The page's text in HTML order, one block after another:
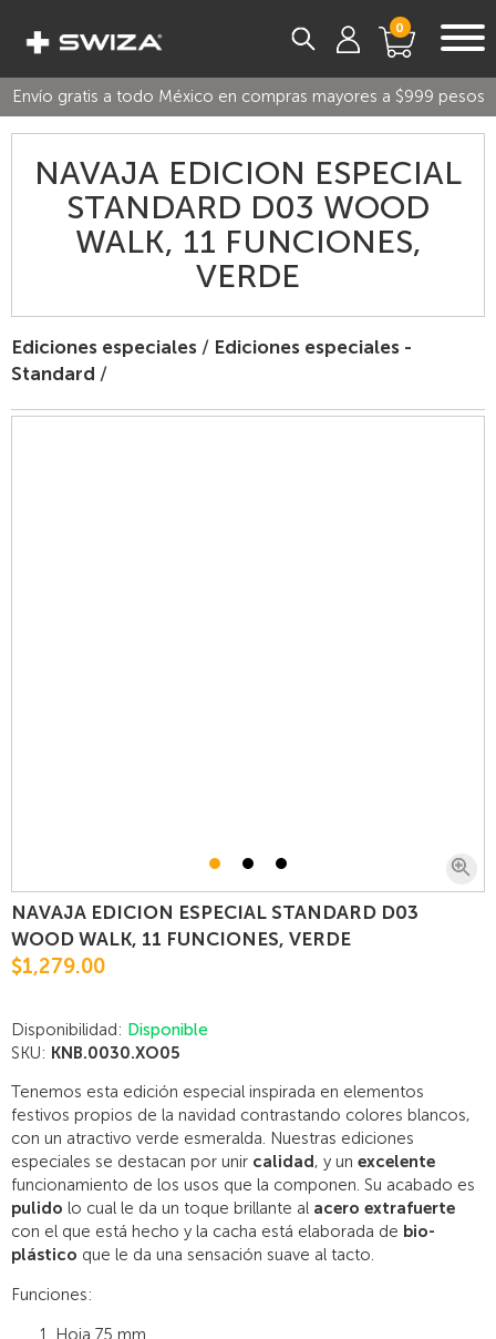
0
Envío gratis a todo México en compras mayores a $999 pesos
NAVAJA EDICION ESPECIAL
STANDARD D03 WOOD
WALK, 11 FUNCIONES,
VERDE
Ediciones especiales / Ediciones especiales -
Standard /
NAVAJA EDICION ESPECIAL STANDARD D03
WOOD WALK, 11 FUNCIONES, VERDE
$1,279.00
Disponibilidad: Disponible
SKU: KNB.0030.XO05
Tenemos esta edición especial inspirada en elementos
festivos propios de la navidad contrastando colores blancos,
con un atractivo verde esmeralda. Nuestras ediciones
especiales se destacan por unir calidad, y un excelente
funcionamiento de los usos que la componen. Su acabado es
pulido lo cual le da un toque brillante al acero extrafuerte
con el que está hecho y la cacha está elaborada de bio-
plástico que le da una sensación suave al tacto.
Funciones:
Hoja 75 mm